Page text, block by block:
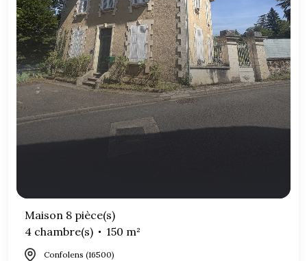
Maison 8 pièce(s)
4 chambre(s)
150 m²
Confolens (16500)